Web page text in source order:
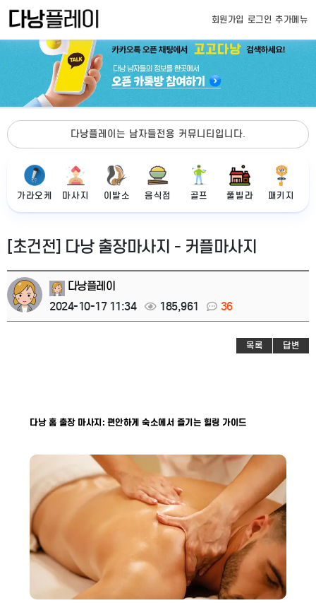
회원가입 로그인 추가메뉴
다낭플레이는 남자들전용 커뮤니티입니다.
가라오케 마사지 이발소 음식점 골프 풀빌라 패키지
[초건전] 다낭 출장마사지 - 커플마사지
다낭플레이
2024-10-17 11:34
185,961 36
목록 답변
다낭 홈 출장 마사지: 편안하게 숙소에서 즐기는 힐링 가이드